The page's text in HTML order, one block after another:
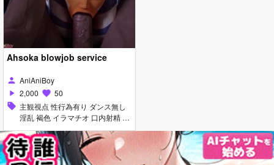
Ahsoka blowjob service
person AniAniBoy
play_arrow 2,000 favorite 50
sell 主観視点 性行為有り ダンス無し
淫乱 褐色 イラマチオ 口内射精 手
コキ フェラ